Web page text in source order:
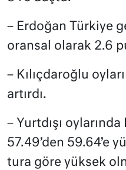
– Erdoğan Türkiye
oransal olarak 2.6
– Kılıçdaroğlu
artırdı.
– Yurtdışı
57.49’den 59.64’e
tura göre yüksek